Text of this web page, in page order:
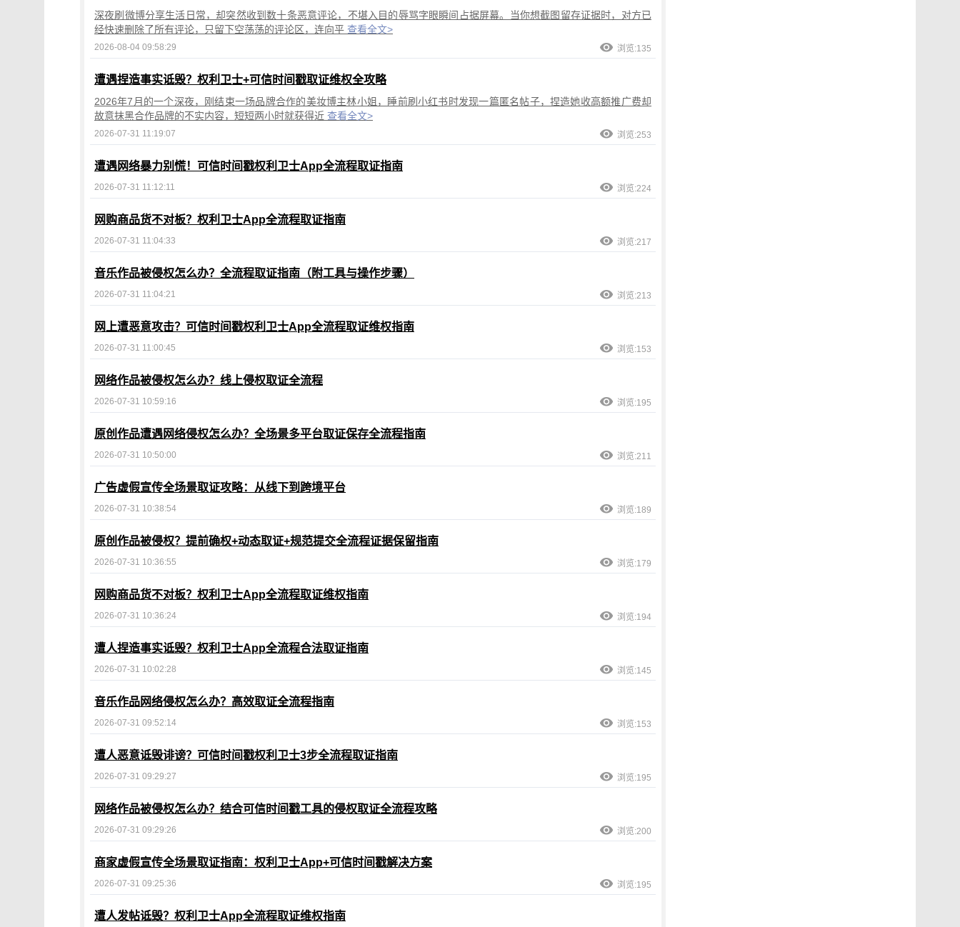
深夜刷微博分享生活日常，却突然收到数十条恶意评论，不堪入目的辱骂字眼瞬间占据屏幕。当你想截图留存证据时，对方已
经快速删除了所有评论，只留下空荡荡的评论区，连向平 查看全文>
2026-08-04 09:58:29 浏览:135
遭遇捏造事实诋毁？权利卫士+可信时间戳取证维权全攻略
2026年7月的一个深夜，刚结束一场品牌合作的美妆博主林小姐，睡前刷小红书时发现一篇匿名帖子，捏造她收高额推广费却
故意抹黑合作品牌的不实内容，短短两小时就获得近 查看全文>
2026-07-31 11:19:07 浏览:253
遭遇网络暴力别慌！可信时间戳权利卫士App全流程取证指南
2026-07-31 11:12:11 浏览:224
网购商品货不对板？权利卫士App全流程取证指南
2026-07-31 11:04:33 浏览:217
音乐作品被侵权怎么办？全流程取证指南（附工具与操作步骤）
2026-07-31 11:04:21 浏览:213
网上遭恶意攻击？可信时间戳权利卫士App全流程取证维权指南
2026-07-31 11:00:45 浏览:153
网络作品被侵权怎么办？线上侵权取证全流程
2026-07-31 10:59:16 浏览:195
原创作品遭遇网络侵权怎么办？全场景多平台取证保存全流程指南
2026-07-31 10:50:00 浏览:211
广告虚假宣传全场景取证攻略：从线下到跨境平台
2026-07-31 10:38:54 浏览:189
原创作品被侵权？提前确权+动态取证+规范提交全流程证据保留指南
2026-07-31 10:36:55 浏览:179
网购商品货不对板？权利卫士App全流程取证维权指南
2026-07-31 10:36:24 浏览:194
遭人捏造事实诋毁？权利卫士App全流程合法取证指南
2026-07-31 10:02:28 浏览:145
音乐作品网络侵权怎么办？高效取证全流程指南
2026-07-31 09:52:14 浏览:153
遭人恶意诋毁诽谤？可信时间戳权利卫士3步全流程取证指南
2026-07-31 09:29:27 浏览:195
网络作品被侵权怎么办？结合可信时间戳工具的侵权取证全流程攻略
2026-07-31 09:29:26 浏览:200
商家虚假宣传全场景取证指南：权利卫士App+可信时间戳解决方案
2026-07-31 09:25:36 浏览:195
遭人发帖诋毁？权利卫士App全流程取证维权指南